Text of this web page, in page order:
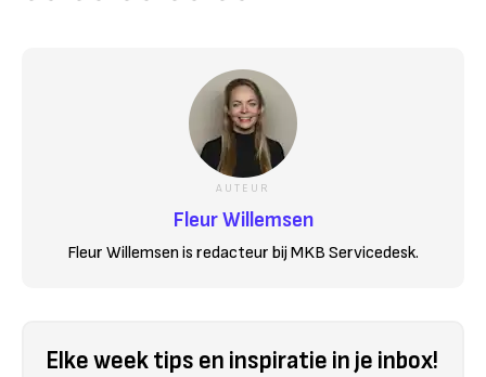
AUTEUR
Fleur Willemsen
Fleur Willemsen is redacteur bij MKB Servicedesk.
Elke week tips en inspiratie in je inbox!